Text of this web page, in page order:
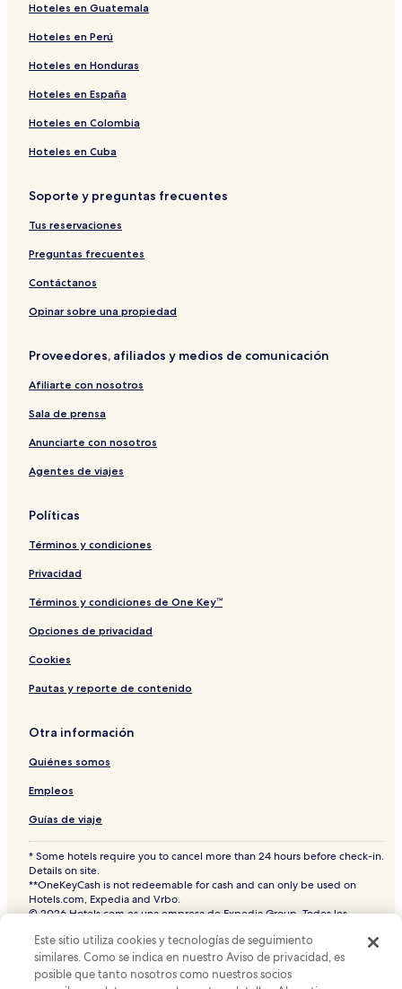
Hoteles en Guatemala
Hoteles en Perú
Hoteles en Honduras
Hoteles en España
Hoteles en Colombia
Hoteles en Cuba
Soporte y preguntas frecuentes
Tus reservaciones
Preguntas frecuentes
Contáctanos
Opinar sobre una propiedad
Proveedores, afiliados y medios de comunicación
Afiliarte con nosotros
Sala de prensa
Anunciarte con nosotros
Agentes de viajes
Políticas
Términos y condiciones
Privacidad
Términos y condiciones de One Key™
Opciones de privacidad
Cookies
Pautas y reporte de contenido
Otra información
Quiénes somos
Empleos
Guías de viaje
* Some hotels require you to cancel more than 24 hours before check-in.
Details on site.
**OneKeyCash is not redeemable for cash and can only be used on
Hotels.com, Expedia and Vrbo.
© 2026 Hotels.com es una empresa de Expedia Group. Todos los
Hoteles.com y el logotipo de Hoteles.com son marcas comerciales o
marcas comerciales registradas de Hotels.com, L.P. CST# 2029030-50.
Este sitio utiliza cookies y tecnologías de seguimiento
similares. Como se indica en nuestro Aviso de privacidad, es
posible que tanto nosotros como nuestros socios